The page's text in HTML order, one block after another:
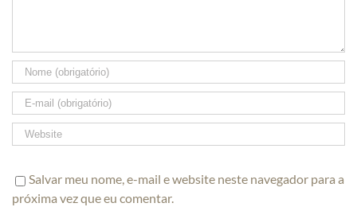
Salvar meu nome, e-mail e website neste navegador para a
próxima vez que eu comentar.